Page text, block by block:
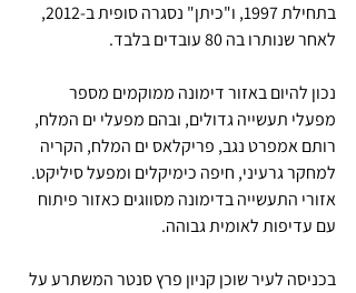
בתחילת 1997, ו"כיתן" נסגרה סופית ב-2012,
לאחר שנותרו בה 80 עובדים בלבד.
נכון להיום באזור דימונה ממוקמים מספר
מפעלי תעשייה גדולים, ובהם מפעלי ים המלח,
רותם אמפרט נגב, פריקלאס ים המלח, הקריה
למחקר גרעיני, חיפה כימיקלים ומפעל סיליקט.
אזורי התעשייה בדימונה מסווגים כאזור פיתוח
עם עדיפות לאומית גבוהה.
בכניסה לעיר שוכן קניון פרץ סנטר המשתרע על